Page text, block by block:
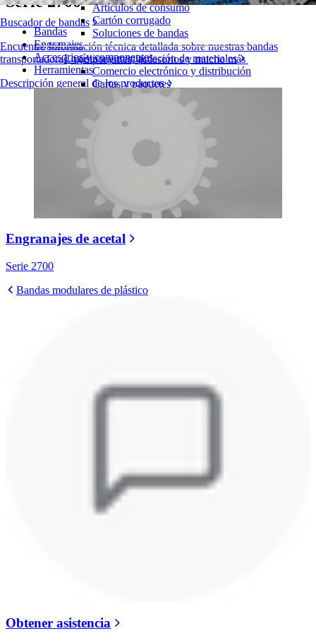
Buscador de bandas
Encuentre Información técnica detallada sobre nuestras bandas
transportadoras, componentes, accesorios y mucho más
Descripción general de los productos
Artículos de consumo
Cartón corrugado
Soluciones de bandas
Logística y manipulación de materiales
Comercio electrónico y distribución
Cartas y paquetes
Neumáticos y Automoción
Neumáticos
Transporte
Industrial
Visión general de las industrias
Bandas
Engranajes
Accesorios y componentes
Herramientas
Engranajes de acetal
Serie 2700
Bandas modulares de plástico
Obtener asistencia